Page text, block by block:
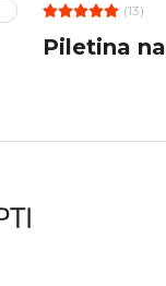
(13)
Piletina